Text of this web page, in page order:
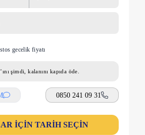
gecelik fiyatı
şimdi, kalanını kapıda öde.
0850 241 09 31
İÇİN TARİH SEÇİN